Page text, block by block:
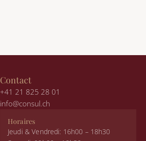
Contact
+41 21 825 28 01
info@consul.ch
Horaires
Jeudi & Vendredi: 16h00 – 18h30